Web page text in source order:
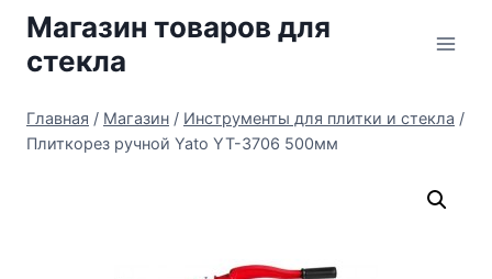
Перейти
содержимому
Магазин товаров для
стекла
Главная / Магазин / Инструменты для плитки и стекла /
Плиткорез ручной Yato YT-3706 500мм